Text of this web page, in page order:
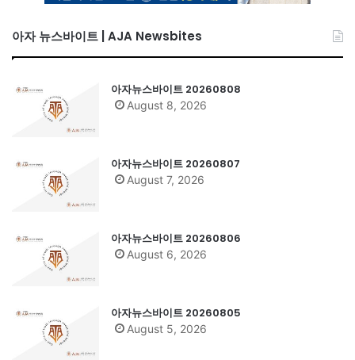
아자 뉴스바이트 | AJA Newsbites
아자뉴스바이트 20260808
August 8, 2026
아자뉴스바이트 20260807
August 7, 2026
아자뉴스바이트 20260806
August 6, 2026
아자뉴스바이트 20260805
August 5, 2026